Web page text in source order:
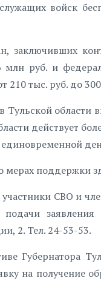
войск
заключивших
млн руб. и
210 тыс. руб. до
области
действует
единовременной
мерах поддержки
СВО и
2. Тел. 24-53-53.
Губернатора
на получение